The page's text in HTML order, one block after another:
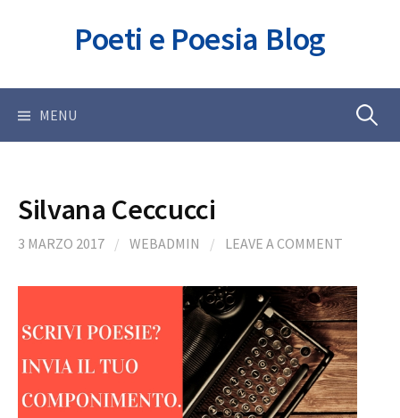
Poeti e Poesia Blog
MENU Ricerca
Silvana Ceccucci
3 MARZO 2017 / WEBADMIN / LEAVE A COMMENT